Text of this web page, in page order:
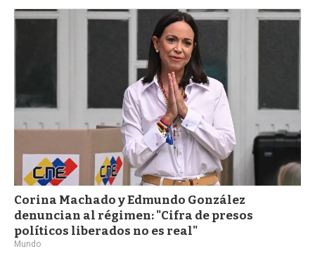
Corina Machado y Edmundo González
denuncian al régimen: "Cifra de presos
políticos liberados no es real"
Mundo